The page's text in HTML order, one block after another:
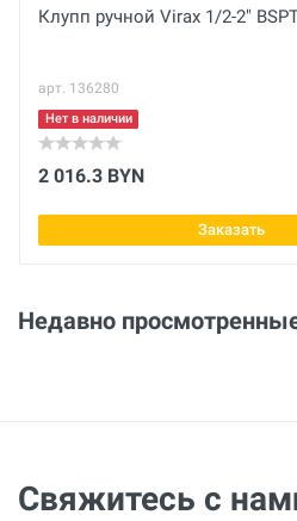
Вес брутто
Тип
Сталь
Диаметр
Диаметр
Клупп ручной Virax 1/2-2"
арт. 136280
Нет в наличии
2 016.3 BYN
Заказать
Недавно
Свяжитесь с